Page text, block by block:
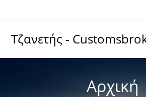
Τζανετής -
Αρχική